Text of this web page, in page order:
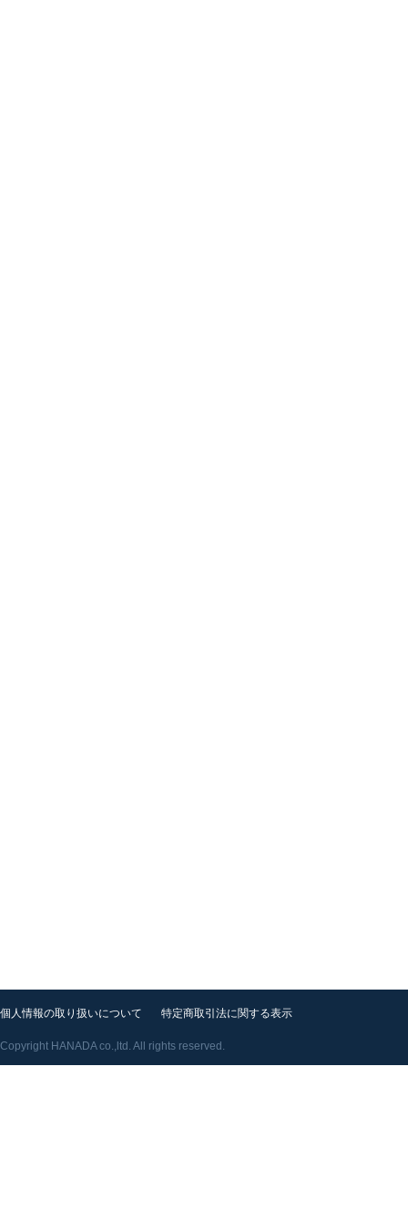
個人情報の取り扱いについて 特定商取引法に関する表示
Copyright HANADA co.,ltd. All rights reserved.